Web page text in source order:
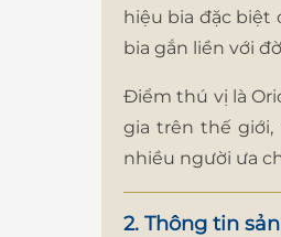
hiệu bia đặc biệt
bia gắn liền với
Điểm thú vị là
gia trên thế giới,
nhiều người ưa
2. Thông tin